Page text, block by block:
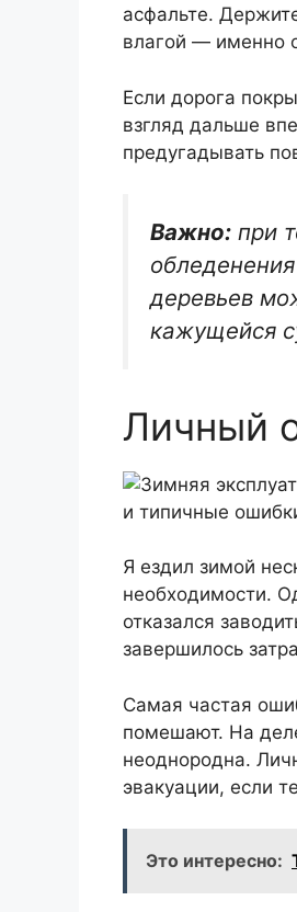
асфальте.
влагой — именно
Если дорога
взгляд дальше
предугадывать
Важно: при
деревьев
кажущейся
Личный
Я ездил зимой
необходимости.
отказался
завершилось
Самая частая
помешают. На
неоднородна.
эвакуации, если
Это интересно: